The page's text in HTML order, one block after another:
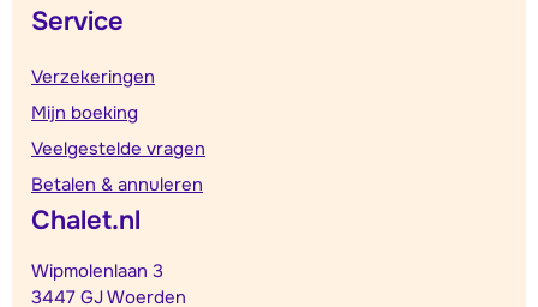
Service
Verzekeringen
Mijn boeking
Veelgestelde vragen
Betalen & annuleren
Chalet.nl
Wipmolenlaan 3
3447 GJ Woerden